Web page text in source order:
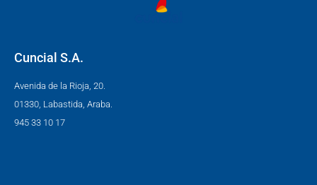
Cuncial S.A.
Avenida de la Rioja, 20.
01330, Labastida, Araba.
945 33 10 17